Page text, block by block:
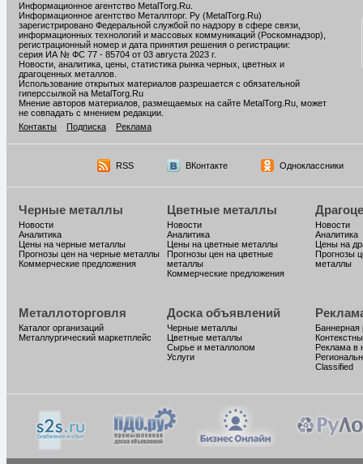
Информационное агентство MetalTorg.Ru
Информационное агентство Металлторг. Ру (MetalTorg.Ru)
зарегистрировано Федеральной службой по надзору в сфере связи,
информационных технологий и массовых коммуникаций (Роскомнадзор),
регистрационный номер и дата принятия решения о регистрации:
серия ИА № ФС 77 - 85704 от 03 августа 2023 г.
Новости, аналитика, цены, статистика рынка черных, цветных и
драгоценных металлов.
Использование открытых материалов разрешается с обязательной
гиперссылкой на MetalTorg.Ru
Мнение авторов материалов, размещаемых на сайте MetalTorg.Ru, может
не совпадать с мнением редакции.
Контакты
Подписка Реклама
RSS ВКонтакте Одноклассники
Черные металлы
Новости
Аналитика
Цены на черные металлы
Прогнозы цен на черные металлы
Коммерческие предложения
Цветные металлы
Новости
Аналитика
Цены на цветные металлы
Прогнозы цен на цветные
металлы
Коммерческие предложения
Новости
Аналитика
Цены на
Прогнозы
металлы
Металлоторговля
Каталог организаций
Металлургический маркетплейс
Доска объявлений
Черные металлы
Цветные металлы
Сырье и металлолом
Услуги
Баннерная
Реклама в
Classified